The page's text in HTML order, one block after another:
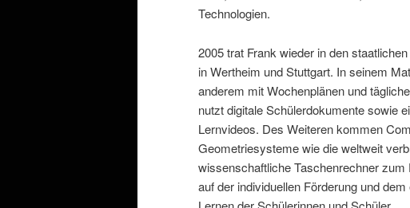
Technologien.
2005 trat Frank wieder in den
in Wertheim und Stuttgart. In seinem
anderem mit Wochenplänen und
nutzt digitale Schülerdokumente sowie
Lernvideos. Des Weiteren kommen
Geometriesysteme wie die weltweit
wissenschaftliche Taschenrechner
auf der individuellen Förderung und